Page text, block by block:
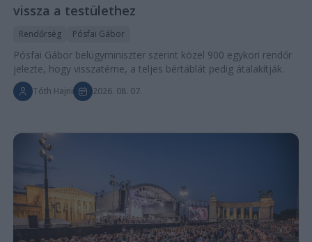
vissza a testülethez
Rendőrség Pósfai Gábor
Pósfai Gábor belügyminiszter szerint közel 900 egykori rendőr
jelezte, hogy visszatérne, a teljes bértáblát pedig átalakítják.
Tóth Hajni 2026. 08. 07.